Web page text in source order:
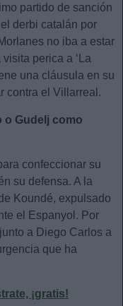
partido de sanción
derbi catalán por
no iba a estar
perica a ‘La
una cláusula en su
contra el Villarreal.
o Gudelj como
confeccionar su
su defensa. A la
Koundé, expulsado
el Espanyol. Por
a Diego Carlos a
que ha
¡gratis!